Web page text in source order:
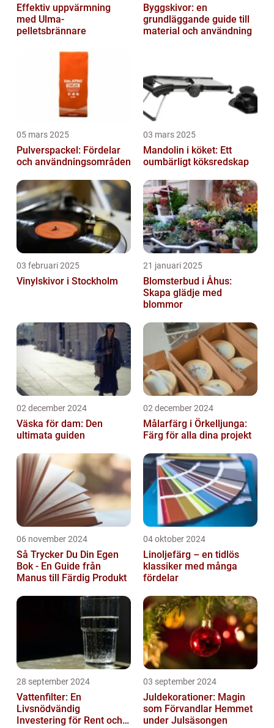
Effektiv uppvärmning
med Ulma-
pelletsbrännare
Byggskivor: en
grundläggande guide till
material och användning
05 mars 2025
Pulverspackel: Fördelar
och användningsområden
03 mars 2025
Mandolin i köket: Ett
oumbärligt köksredskap
03 februari 2025
Vinylskivor i Stockholm
21 januari 2025
Blomsterbud i Åhus:
Skapa glädje med
blommor
02 december 2024
Väska för dam: Den
ultimata guiden
02 december 2024
Målarfärg i Örkelljunga:
Färg för alla dina projekt
06 november 2024
Så Trycker Du Din Egen
Bok - En Guide från
Manus till Färdig Produkt
04 oktober 2024
Linoljefärg – en tidlös
klassiker med många
fördelar
28 september 2024
Vattenfilter: En
Livsnödvändig
Investering för Rent och
03 september 2024
Juldekorationer: Magin
som Förvandlar Hemmet
under Julsäsongen